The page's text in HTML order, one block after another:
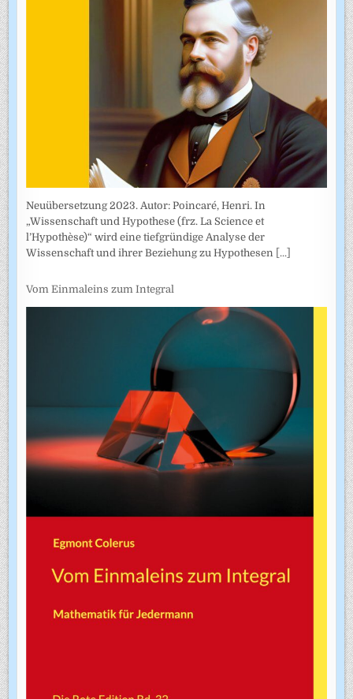
Neuübersetzung 2023. Autor: Poincaré, Henri. In
„Wissenschaft und Hypothese (frz. La Science et
l’Hypothèse)“ wird eine tiefgründige Analyse der
Wissenschaft und ihrer Beziehung zu Hypothesen [...]
Vom Einmaleins zum Integral